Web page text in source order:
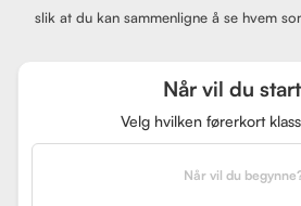
slik at du kan sammenligne å se hvem
Når vil du
Velg hvilken førerkort
Når vil du